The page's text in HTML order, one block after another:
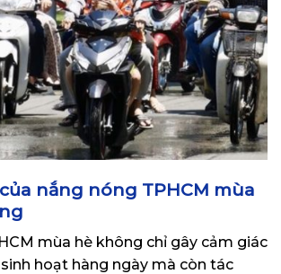
nắng nóng TPHCM mùa
mùa hè không chỉ gây cảm giác
hoạt hàng ngày mà còn tác